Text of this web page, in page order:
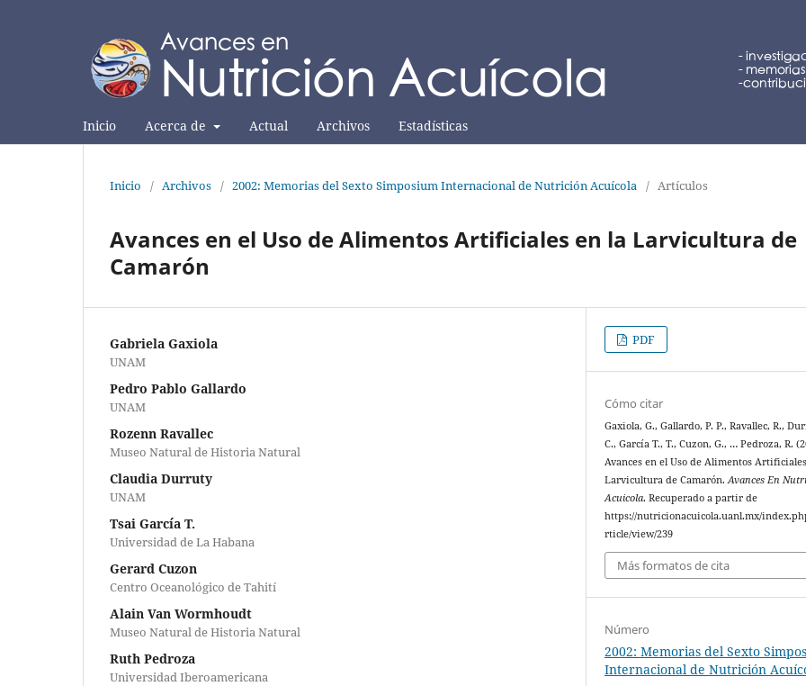
Inicio Acerca de Actual Archivos Estadísticas
Inicio / Archivos / 2002: Memorias del Sexto Simposium Internacional de Nutrición Acuícola / Artículos
Avances en el Uso de Alimentos Artificiales en la Larvicultura de
Camarón
Gabriela Gaxiola
UNAM
Pedro Pablo Gallardo
UNAM
Rozenn Ravallec
Museo Natural de Historia Natural
Claudia Durruty
UNAM
Tsai García T.
Universidad de La Habana
Gerard Cuzon
Centro Oceanológico de Tahití
Alain Van Wormhoudt
Museo Natural de Historia Natural
Ruth Pedroza
Universidad Iberoamericana
PDF
Cómo citar
Gaxiola, G., Gallardo, P. P., Ravallec, R.,
C., García T., T., Cuzon, G., … Pedroza, R.
Avances en el Uso de Alimentos
Larvicultura de Camarón.Avances En
Acuicola. Recuperado a partir de
https://nutricionacuicola.uanl.mx/
rticle/view/239
Más formatos de cita
Número
2002: Memorias del Sexto
Internacional de Nutrición